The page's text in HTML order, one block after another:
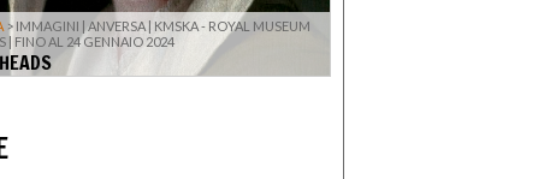
> IMMAGINI | ANVERSA | KMSKA - ROYAL MUSEUM
| FINO AL 24 GENNAIO 2024